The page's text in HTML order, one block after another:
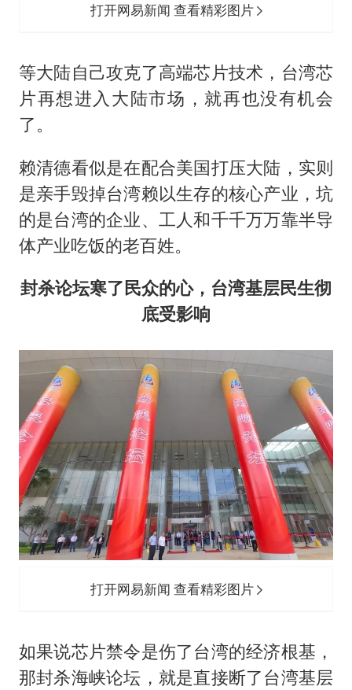
打开网易新闻 查看精彩图片
等大陆自己攻克了高端芯片技术，台湾芯
片再想进入大陆市场，就再也没有机会
了。
赖清德看似是在配合美国打压大陆，实则
是亲手毁掉台湾赖以生存的核心产业，坑
的是台湾的企业、工人和千千万万靠半导
体产业吃饭的老百姓。
封杀论坛寒了民众的心，台湾基层民生彻
底受影响
打开网易新闻 查看精彩图片
如果说芯片禁令是伤了台湾的经济根基，
那封杀海峡论坛，就是直接断了台湾基层